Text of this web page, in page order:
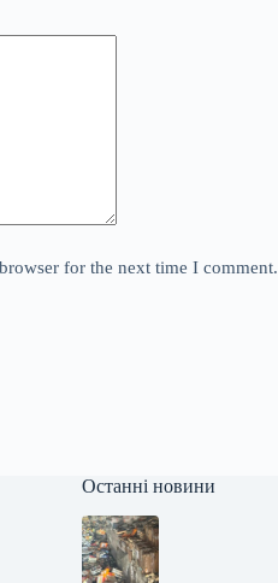
for the next time I comment.
Останні новини